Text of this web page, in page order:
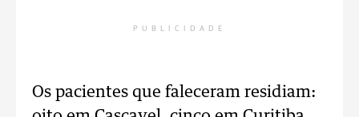
PUBLICIDADE
Os pacientes que faleceram residiam: